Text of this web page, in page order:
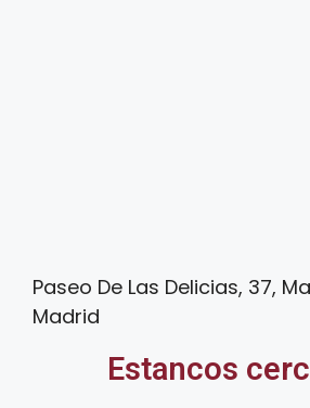
Paseo De Las Delicias, 37,
Madrid
Estancos